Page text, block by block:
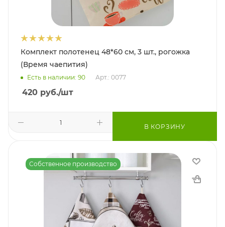
Комплект полотенец 48*60 см, 3 шт., рогожка
(Время чаепития)
Есть в наличии: 90 Арт.: 0077
420 руб./шт
В КОРЗИНУ
Собственное производство